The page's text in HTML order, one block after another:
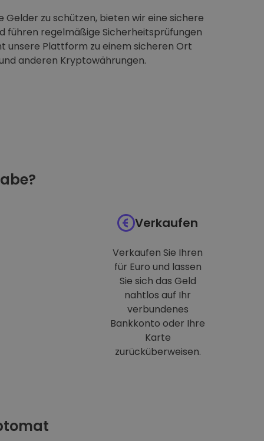
Gelder zu schützen, bieten wir eine sichere
führen regelmäßige Sicherheitsprüfungen
unsere Plattform zu einem sicheren Ort
anderen Kryptowährungen.
Verkaufen
Verkaufen Sie Ihren
für Euro und lassen
Sie sich das Geld
nahtlos auf Ihr
verbundenes
Bankkonto oder Ihre
Karte
zurücküberweisen.